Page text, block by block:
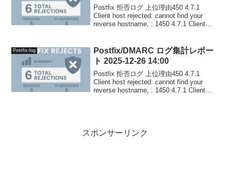
Postfix 拒否ログ 上位理由450 4.7.1
Client host rejected: cannot find your
reverse hostname, : 1450 4.7.1 Client
Postfix-log
Postfix/DMARC ログ集計レポー
ト 2025-12-26 14:00
Postfix 拒否ログ 上位理由450 4.7.1
Client host rejected: cannot find your
reverse hostname, : 1450 4.7.1 Client
スポンサーリンク